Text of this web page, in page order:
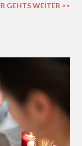
mich wohl :)
GEHTS WEITER >>